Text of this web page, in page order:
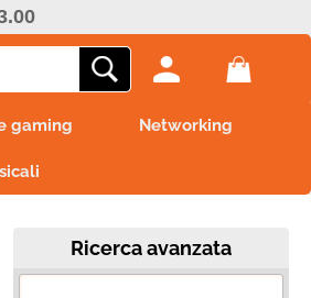
"Registrati"
gaming Networking
Ricerca avanzata